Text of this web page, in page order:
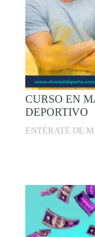
CURSO EN
DEPORTIVO
ENTÉRATE DE